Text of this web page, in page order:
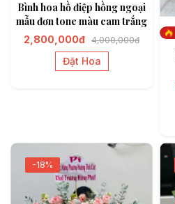
Bình hoa hồ điệp hồng ngoại
mẫu đơn tone màu cam trắng
2,800,000đ 4,000,000đ
Đặt Hoa
-18%